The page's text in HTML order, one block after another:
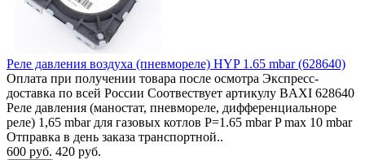
Реле давления воздуха (пневмореле) HYP 1.65 mbar (628640)
Оплата при получении товара после осмотра Экспресс-
доставка по всей России Соотвествует артикулу BAXI 628640
Реле давления (маностат, пневмореле, дифференциальноре
реле) 1,65 mbar для газовых котлов P=1.65 mbar P max 10 mbar
Отправка в день заказа транспортной..
600 руб. 420 руб.